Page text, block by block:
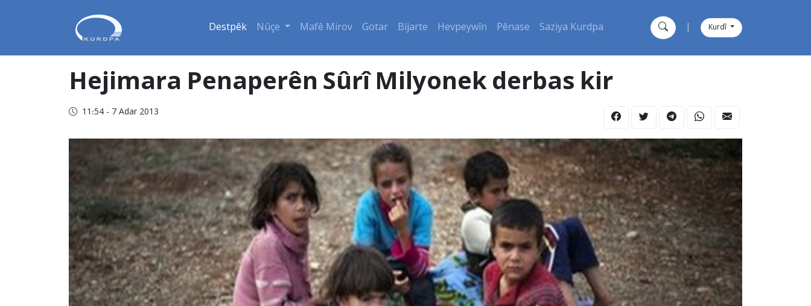
Destpêk Nûçe Mafê Mirov Gotar Bijarte Hevpeywîn Pênase Saziya Kurdpa Kurdî
Hejimara Penaperên Sûrî Milyonek derbas kir
11:54 - 7 Adar 2013